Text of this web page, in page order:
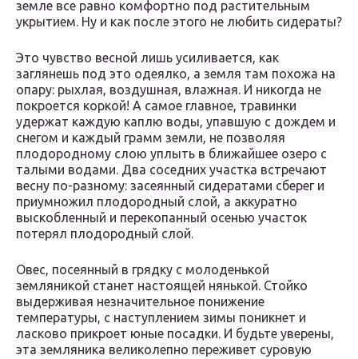
земле все равно комфортно под растительным
укрытием. Ну и как после этого не любить сидераты?
Это чувство весной лишь усиливается, как
заглянешь под это одеялко, а земля там похожа на
опару: рыхлая, воздушная, влажная. И никогда не
покроется коркой! А самое главное, травинки
удержат каждую каплю воды, упавшую с дождем и
снегом и каждый грамм земли, не позволяя
плодородному слою уплыть в ближайшее озеро с
талыми водами. Два соседних участка встречают
весну по-разному: засеянный сидератами сберег и
приумножил плодородный слой, а аккуратно
выскобленный и перекопанный осенью участок
потерял плодородный слой.
Овес, посеянный в грядку с молоденькой
земляникой станет настоящей нянькой. Стойко
выдерживая незначительное понижение
температуры, с наступлением зимы поникнет и
ласково прикроет юные посадки. И будьте уверены,
эта земляника великолепно переживет суровую